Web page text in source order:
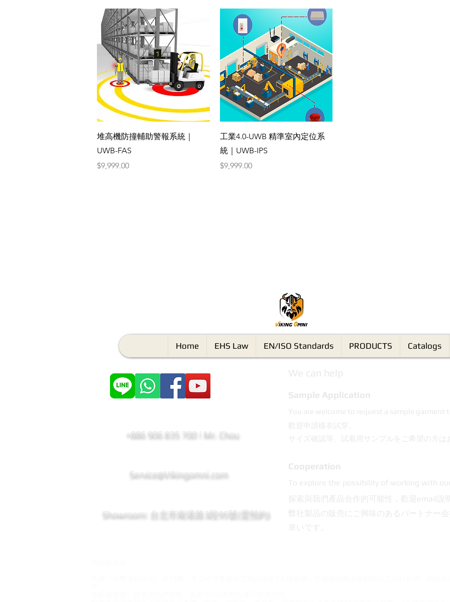
快速瀏覽
堆高機防撞輔助警報系統｜
UWB-FAS
價格
$9,999.00
快速瀏覽
工業4.0-UWB 精準室內定位系
統｜UWB-IPS
價格
$9,999.00
Home EHS Law EN/ISO Standards PRODUCTS Catalogs
+886 906 835 700 | Mr. Chou
Service@Vikingomni.com
​Showroom: 台北市南港路3段95號(需預約)
We can help
Sample Application
You are welcome to request a sample garment
歡迎申請樣衣試穿。
サイズ確認等、試着用サンプルをご希望の方は
Cooperation
To explore the possibility of working with
探索與我們產品合作的可能性，歡迎email說
弊社製品の販売にご興味のあるパートナー
幸いです。